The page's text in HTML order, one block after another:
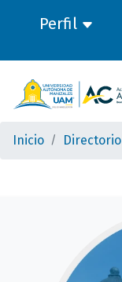
Perfil
Inicio Directorio